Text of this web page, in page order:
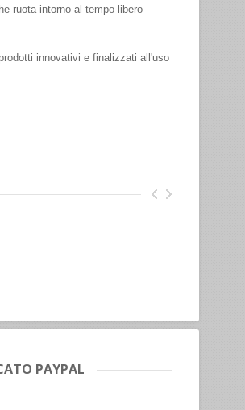
ruota intorno al tempo libero
innovativi e finalizzati all'uso
PAYPAL